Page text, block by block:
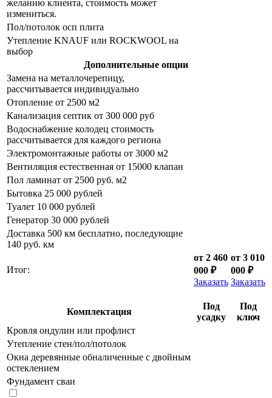
желанию клиента, стоимость может
измениться.
Пол/потолок осп плита
Утепление KNAUF или ROCKWOOL на
выбор
Дополнительные опции
Замена на металлочерепицу,
рассчитывается индивидуально
Отопление от 2500 м2
Канализация септик от 300 000 руб
Водоснабжение колодец стоимость
рассчитывается для каждого региона
Электромонтажные работы от 3000 м2
Вентиляция естественная от 15000 клапан
Пол ламинат от 2500 руб. м2
Бытовка 25 000 рублей
Туалет 10 000 рублей
Генератор 30 000 рублей
Доставка 500 км бесплатно, последующие
140 руб. км
Итог:
от 2 460
000 ₽
Заказать
от 3 010
000 ₽
Заказать
Комплектация
Под
усадку
Под
ключ
Кровля ондулин или профлист
Утепление стен/пол/потолок
Окна деревянные обналиченные с двойным
остеклением
Фундамент сваи